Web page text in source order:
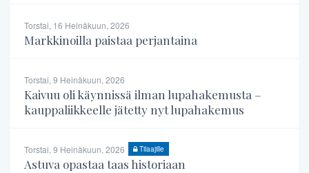
Torstai, 16 Heinäkuun, 2026
Markkinoilla paistaa perjantaina
Torstai, 9 Heinäkuun, 2026
Kaivuu oli käynnissä ilman lupahakemusta –
kauppaliikkeelle jätetty nyt lupahakemus
Torstai, 9 Heinäkuun, 2026 Tilaajille
Astuva opastaa taas historiaan